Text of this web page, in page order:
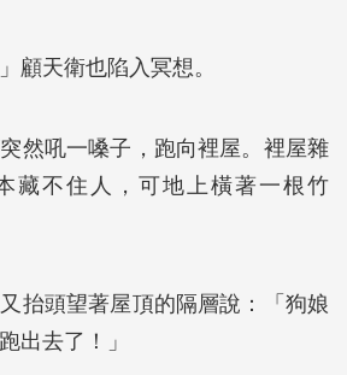
顧天衛也陷入冥想。
突然吼一嗓子，跑向裡屋。裡屋雜
藏不住人，可地上橫著一根竹
抬頭望著屋頂的隔層說：「狗娘
出去了！」